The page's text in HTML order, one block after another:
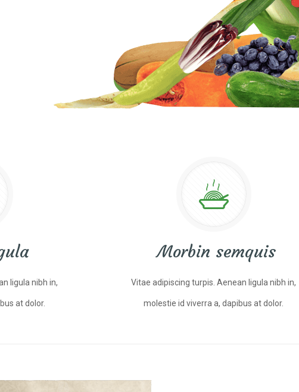
ligula nibh in,
at dolor.
Morbin semquis
Vitae adipiscing turpis. Aenean ligula nibh in,
molestie id viverra a, dapibus at dolor.